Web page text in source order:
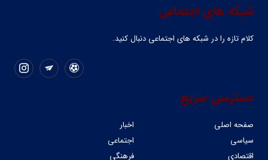
شبکه های اجتماعی
کلام تازه را در شبکه ‌های اجتماعی دنبال کنید.
دسترسی سریع
صفحه اصلی
اخبار
سیاسی
اجتماعی
اقتصادی
فرهنگی